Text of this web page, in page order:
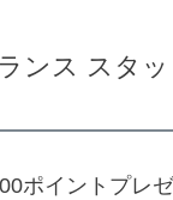
ランス スタ
ポイントプレ